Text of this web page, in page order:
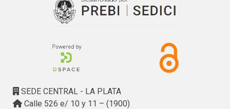
SEDE CENTRAL - LA PLATA
Calle 526 e/ 10 y 11 – (1900)